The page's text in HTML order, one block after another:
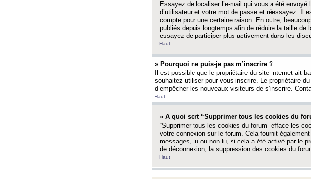
Essayez de localiser l’e-mail qui vous a été
d’utilisateur et votre mot de passe et réessayez. Il
compte pour une certaine raison. En outre,
publiés depuis longtemps afin de réduire la taille
essayez de participer plus activement dans les
Haut
» Pourquoi ne puis-je pas m’inscrire ?
Il est possible que le propriétaire du site Internet ait
souhaitez utiliser pour vous inscrire. Le propriétaire
d’empêcher les nouveaux visiteurs de s’inscrire.
Haut
» A quoi sert “Supprimer tous les cookies du
“Supprimer tous les cookies du forum” efface les
votre connexion sur le forum. Cela fournit
messages, lu ou non lu, si cela a été activé par le
de déconnexion, la suppression des cookies du
Haut